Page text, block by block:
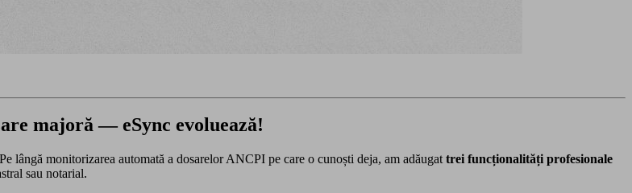
majoră — eSync evoluează!
lângă monitorizarea automată a dosarelor ANCPI pe care o cunoști deja, am adăugat trei funcționalități profesionale
sau notarial.